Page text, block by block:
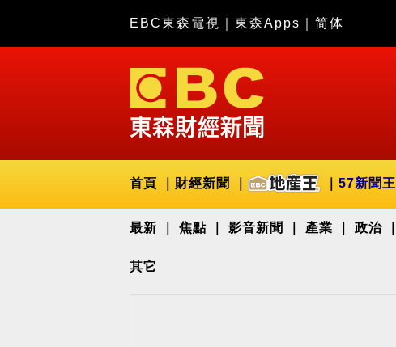
EBC東森電視 東森Apps 简体
首頁 財經新聞 57新聞王
最新 焦點 影音新聞 產業 政治
其它